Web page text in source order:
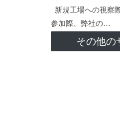
新規工場への視察
参加際、弊社の…
その他の